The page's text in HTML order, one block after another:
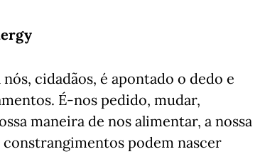
cidadãos, é apontado o dedo e
É-nos pedido, mudar,
maneira de nos alimentar, a nossa
podem nascer